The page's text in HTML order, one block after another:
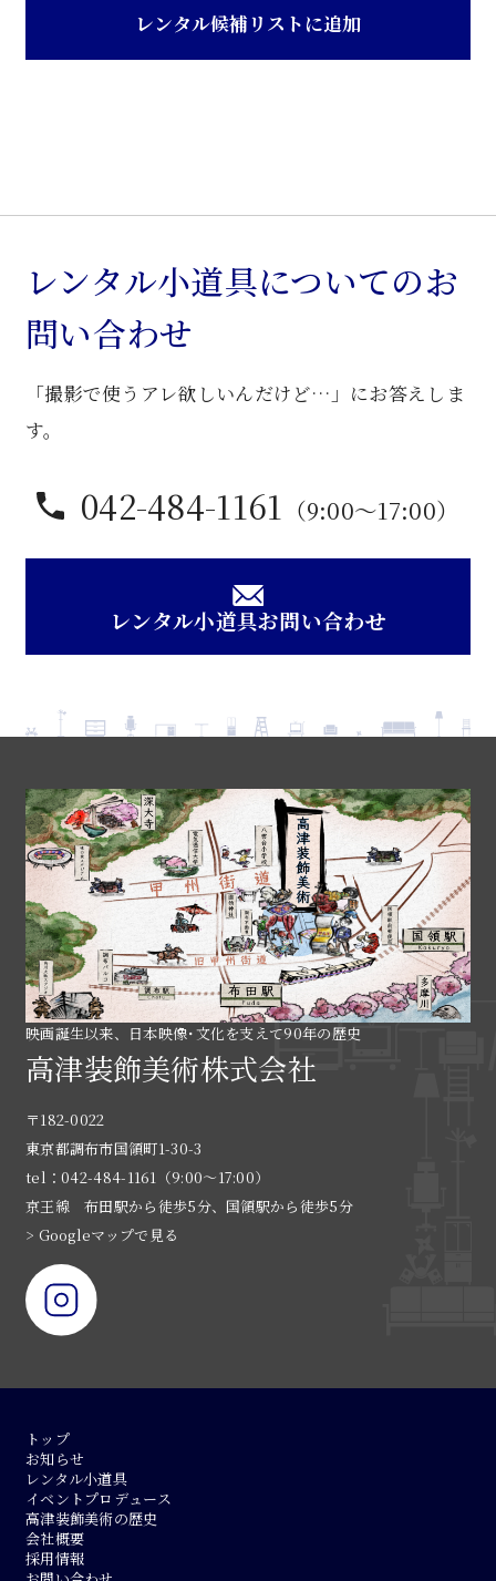
格
レンタル候補リストに追加
レンタル小道具についてのお
問い合わせ
「撮影で使うアレ欲しいんだけど…」にお答えしま
す。
042-484-1161 （9:00〜17:00）
レンタル小道具お問い合わせ
映画誕生以来、日本映像･文化を支えて90年の歴史
高津装飾美術株式会社
〒182-0022
東京都調布市国領町1-30-3
tel：042-484-1161（9:00〜17:00）
京王線 布田駅から徒歩5分、国領駅から徒歩5分
> Googleマップで見る
トップ
お知らせ
レンタル小道具
イベントプロデュース
高津装飾美術の歴史
会社概要
採用情報